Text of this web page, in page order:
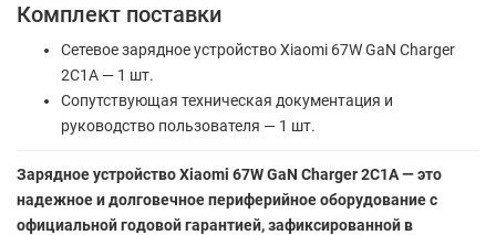
Комплект поставки
Сетевое зарядное устройство Xiaomi 67W GaN Charger
2C1A — 1 шт.
Сопутствующая техническая документация и
руководство пользователя — 1 шт.
Зарядное устройство Xiaomi 67W GaN Charger 2C1A — это
надежное и долговечное периферийное оборудование с
официальной годовой гарантией, зафиксированной в